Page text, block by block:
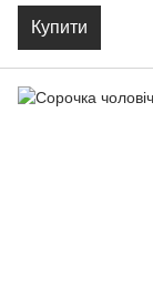
Купити